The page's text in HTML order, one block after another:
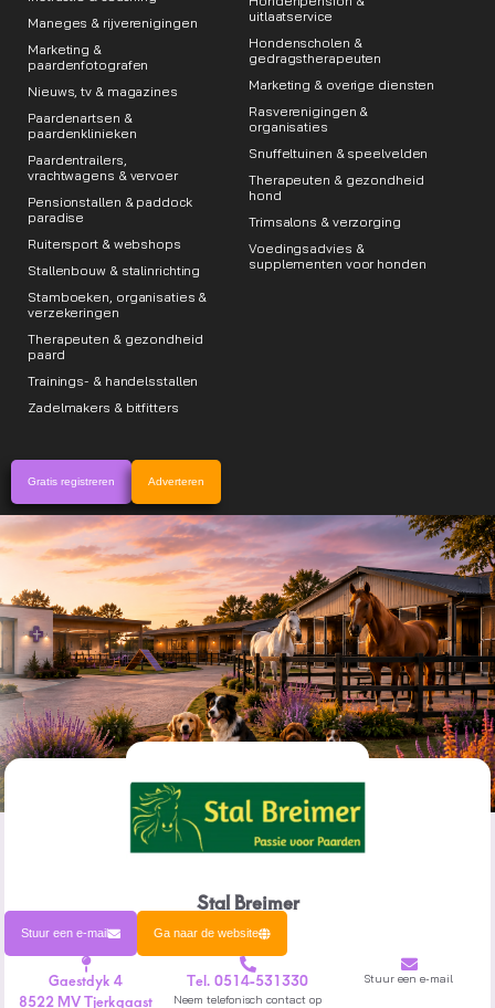
Maneges & rijverenigingen
Marketing &
paardenfotografen
Nieuws, tv & magazines
Paardenartsen &
paardenklinieken
Paardentrailers,
vrachtwagens & vervoer
Pensionstallen & paddock
paradise
Ruitersport & webshops
Stallenbouw & stalinrichting
Stamboeken, organisaties &
verzekeringen
Therapeuten & gezondheid
paard
Trainings- & handelsstallen
Zadelmakers & bitfitters
uitlaatservice
Hondenscholen &
gedragstherapeuten
Marketing & overige diensten
Rasverenigingen &
organisaties
Snuffeltuinen & speelvelden
Therapeuten & gezondheid
hond
Trimsalons & verzorging
Voedingsadvies &
supplementen voor honden
Gratis registreren Adverteren
Stal Breimer
Stuur een e-mail Ga naar de website
Gaestdyk 4
8522 MV Tjerkgaast
Tel. 0514-531330
Neem telefonisch contact op
Stuur een e-mail